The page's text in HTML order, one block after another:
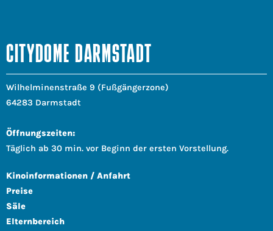
CITYDOME DARMSTADT
Wilhelminenstraße 9 (Fußgängerzone)
64283 Darmstadt
Öffnungszeiten:
Täglich ab 30 min. vor Beginn der ersten Vorstellung.
Kinoinformationen / Anfahrt
Preise
Säle
Elternbereich